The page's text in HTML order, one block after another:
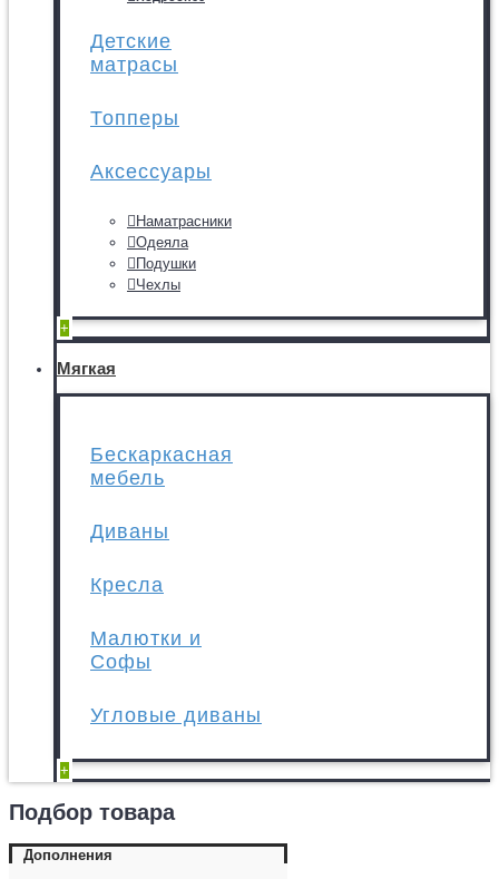
Детские
матрасы
Топперы
Аксессуары
Наматрасники
Одеяла
Подушки
Чехлы
+
Мягкая
Бескаркасная
мебель
Диваны
Кресла
Малютки и
Софы
Угловые диваны
+
Подбор товара
Дополнения